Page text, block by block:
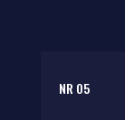
NR 05